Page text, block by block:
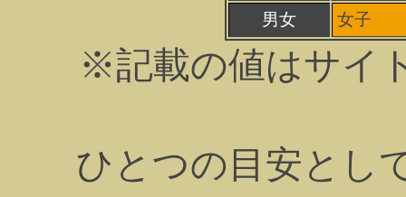
男女
女子
※記載の値はサイ
ひとつの目安とし